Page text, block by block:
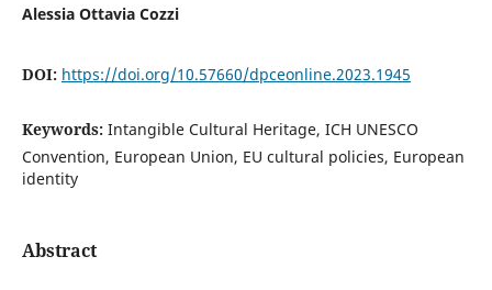
Alessia Ottavia Cozzi
DOI: https://doi.org/10.57660/dpceonline.2023.1945
Keywords: Intangible Cultural Heritage, ICH UNESCO
Convention, European Union, EU cultural policies, European
identity
Abstract